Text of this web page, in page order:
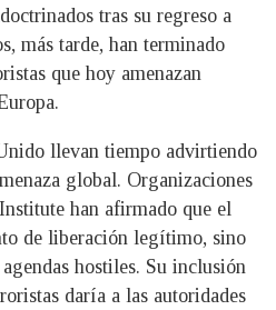
tras su regreso a
más tarde, han terminado
que hoy amenazan
llevan tiempo advirtiendo
global. Organizaciones
han afirmado que el
de liberación legítimo, sino
hostiles. Su inclusión
daría a las autoridades